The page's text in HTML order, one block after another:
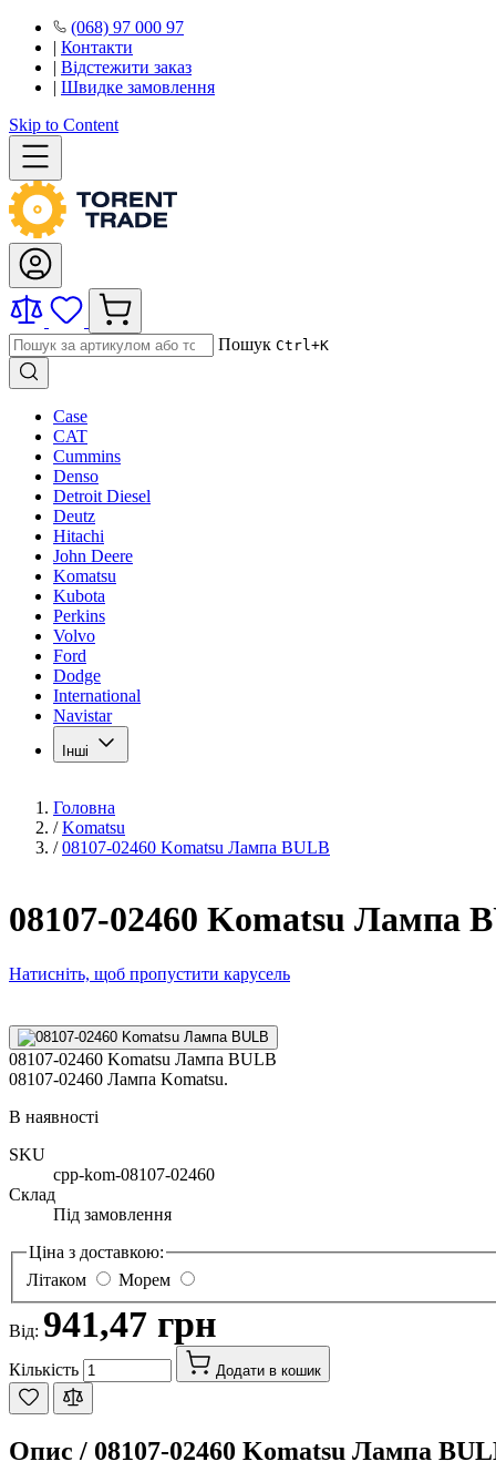
(068) 97 000 97
| Контакти
| Відстежити заказ
| Швидке замовлення
Skip to Content
Пошук Ctrl+K
Case
CAT
Cummins
Denso
Detroit Diesel
Deutz
Hitachi
John Deere
Komatsu
Kubota
Perkins
Volvo
Ford
Dodge
International
Navistar
Інші
Головна
/ Komatsu
/ 08107-02460 Komatsu Лампа BULB
08107-02460 Komatsu Лампа
Натисніть, щоб пропустити карусель
08107-02460 Komatsu Лампа BULB
08107-02460 Лампа Komatsu.
В наявності
SKU
cpp-kom-08107-02460
Склад
Під замовлення
Ціна з доставкою:
Літаком
Морем
Від: 941,47 грн
Кількість Додати в кошик
Опис / 08107-02460 Komatsu Лампа